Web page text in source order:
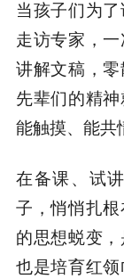
当孩子们为了
走访专家，
讲解文稿，零
先辈们的精
能触摸、能共
在备课、试
子，悄悄扎
的思想蜕变
也是培育红